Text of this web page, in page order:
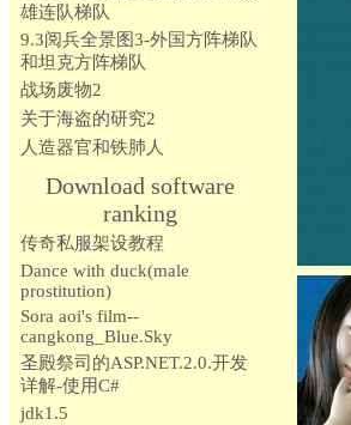
雄连队梯队
9.3阅兵全景图3-外国方阵梯队
和坦克方阵梯队
战场废物2
关于海盗的研究2
人造器官和铁肺人
Download software
ranking
传奇私服架设教程
Dance with duck(male
prostitution)
Sora aoi's film--
cangkong_Blue.Sky
圣殿祭司的ASP.NET.2.0.开发
详解-使用C#
jdk1.5